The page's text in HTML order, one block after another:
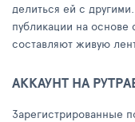
делиться ей с
публикации на основе
составляют живую
АККАУНТ НА
Зарегистрированные